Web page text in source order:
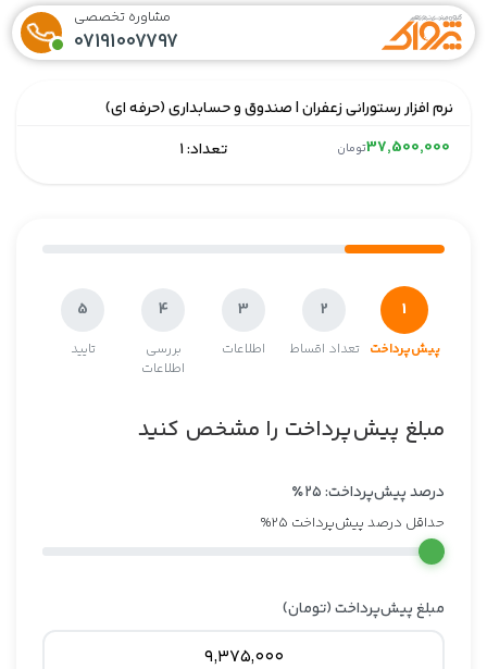
مشاوره تخصصی
07191007797
نرم افزار رستورانی زعفران | صندوق و حسابداری (حرفه ای)
تومان تعداد: 1
1
پیش‌پرداخت
2
تعداد اقساط
3
اطلاعات
4
بررسی
اطلاعات
5
تایید
مبلغ پیش‌پرداخت را مشخص کنید
درصد پیش‌پرداخت:۲۵٪
حداقل درصد پیش‌پرداخت 25%
مبلغ پیش‌پرداخت (تومان)